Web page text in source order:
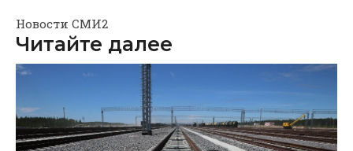
Новости СМИ2
Читайте далее